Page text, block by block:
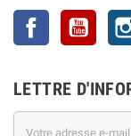
Facebook
LETTRE